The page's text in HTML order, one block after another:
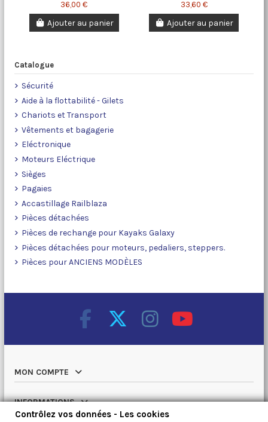
36,00 €
Ajouter au panier
33,60 €
Ajouter au panier
Catalogue
Sécurité
Aide à la flottabilité - Gilets
Chariots et Transport
Vêtements et bagagerie
Eléctronique
Moteurs Eléctrique
Sièges
Pagaies
Accastillage Railblaza
Pièces détachées
Pièces de rechange pour Kayaks Galaxy
Pièces détachées pour moteurs, pedaliers, steppers.
Pièces pour ANCIENS MODÈLES
MON COMPTE
INFORMATIONS
Contrôlez vos données - Les cookies